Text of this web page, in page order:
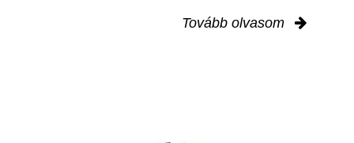
Tovább olvasom